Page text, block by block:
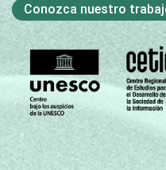
Conozca nuestro